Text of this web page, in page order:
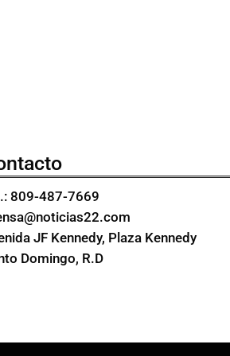
809-487-7669
JF Kennedy, Plaza Kennedy
Domingo, R.D